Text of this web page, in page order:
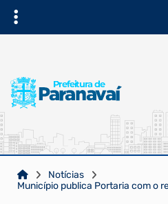
Notícias